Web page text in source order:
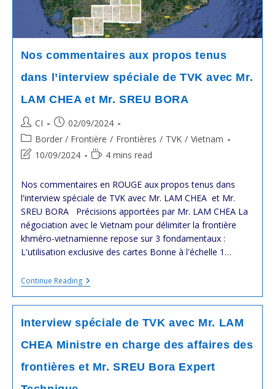
DTA
:
Excellente
Interview
Hello
VOA
Avec
Mr
Serei
Nos commentaires aux propos tenus
dans l’interview spéciale de TVK avec Mr.
LAM CHEA et Mr. SREU BORA
Post
author:
CI
Post
published:
02/09/2024
Post
category:
Border / Frontière / Frontières / TVK / Vietnam
Post
modified:
10/09/2024
Reading4 mins read
Nos commentaires en ROUGE aux propos tenus dans
l'interview spéciale de TVK avec Mr. LAM CHEA et Mr.
SREU BORA Précisions apportées par Mr. LAM CHEA La
négociation avec le Vietnam pour délimiter la frontière
khméro-vietnamienne repose sur 3 fondamentaux :
L'utilisation exclusive des cartes Bonne à l'échelle 1…
Continue ReadingNos
Commentaires
Aux
Tenus
Dans
L’interview
Spéciale
TVK
Interview spéciale de TVK avec Mr. LAM
CHEA Ministre en charge des affaires des
frontières et Mr. SREU Bora Expert